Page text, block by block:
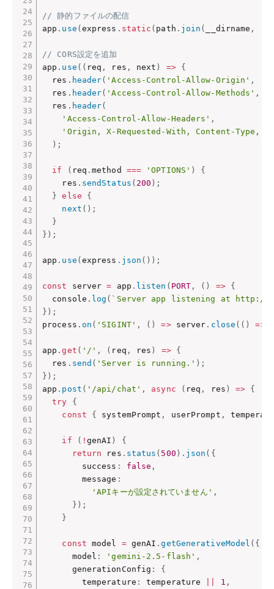
// 静的ファイルの配信
app . use ( express . static ( path . join ( __dirname ,
// CORS設定を追加
app . use ( ( req , res , next ) =>
{
  res
. header( 'Access-Control-Allow-Origin' ,
  res
. header( 'Access-Control-Allow-Methods' ,
  res
. header(
'Access-Control-Allow-Headers' ,
'Origin, X-Requested-With, Content-Type,
) ;
if ( req .method === 'OPTIONS' )
{
    res
. sendStatus ( 200 ) ;
}
else
{
next ( ) ;
}
} ) ;
app . use ( express . json ( ) ) ;
const server = app . listen ( PORT , ( ) =>
{
  console
. log ( `Server app listening at http://
} ) ;
process . on ( 'SIGINT' , ( ) => server . close ( ( ) =>
app .get ( '/' , ( req , res ) =>
{
  res
. send ( 'Server is running.' ) ;
} ) ;
app . post ( '/api/chat' , async ( req , res ) => {
try
{
const
{ systemPrompt , userPrompt ,
if ( ! genAI )
{
return res . status ( 500 ) . json ( {
        success
: false ,
        message
:
'APIキーが設定されていません' ,
} ) ;
}
const model = genAI .getGenerativeModel ( {
      model
: 'gemini-2.5-flash' ,
      generationConfig
:
{
        temperature
: temperature 1 ,